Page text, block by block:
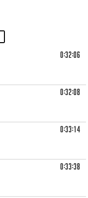
0:32:06
0:32:08
0:33:14
0:33:38